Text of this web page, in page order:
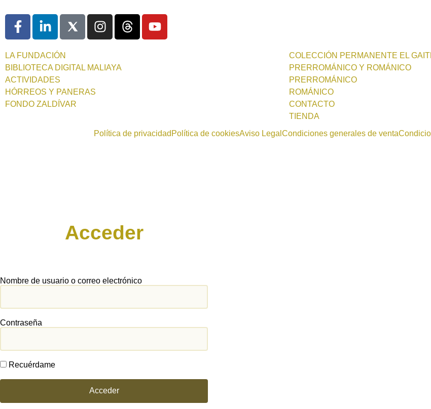
LA FUNDACIÓN
BIBLIOTECA DIGITAL MALIAYA
ACTIVIDADES
HÓRREOS Y PANERAS
FONDO ZALDÍVAR
COLECCIÓN PERMANENTE EL
PRERROMÁNICO Y ROMÁNICO
PRERROMÁNICO
ROMÁNICO
CONTACTO
TIENDA
Política de privacidad Política de cookiesAviso Legal Condiciones generales de venta
Acceder
Nombre de usuario o correo electrónico
Contraseña
Recuérdame
Acceder